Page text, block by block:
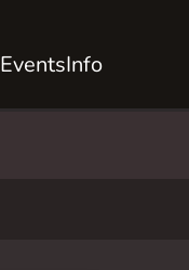
EventsInfo